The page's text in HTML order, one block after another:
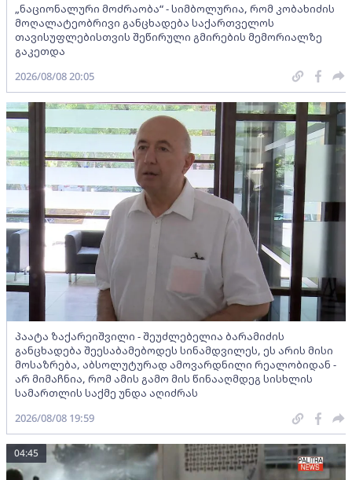
„ნაციონალური მოძრაობა“ - სიმბოლურია, რომ კობახიძის
მოღალატეობრივი განცხადება საქართველოს
თავისუფლებისთვის შეწირული გმირების მემორიალზე
გაკეთდა
2026/08/08 20:05
პაატა ზაქარეიშვილი - შეუძლებელია ბარამიძის
განცხადება შეესაბამებოდეს სინამდვილეს, ეს არის მისი
მოსაზრება, აბსოლუტურად ამოვარდნილი რეალობიდან -
არ მიმაჩნია, რომ ამის გამო მის წინააღმდეგ სისხლის
სამართლის საქმე უნდა აღიძრას
2026/08/08 19:59
04:45